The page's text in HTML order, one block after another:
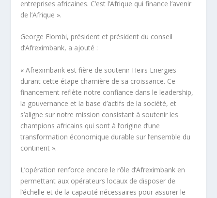
entreprises africaines. C’est l’Afrique qui finance l’avenir
de l’Afrique ».
George Elombi, président et président du conseil
d’Afreximbank, a ajouté :
« Afreximbank est fière de soutenir Heirs Energies
durant cette étape charnière de sa croissance. Ce
financement reflète notre confiance dans le leadership,
la gouvernance et la base d’actifs de la société, et
s’aligne sur notre mission consistant à soutenir les
champions africains qui sont à l’origine d’une
transformation économique durable sur l’ensemble du
continent ».
L’opération renforce encore le rôle d’Afreximbank en
permettant aux opérateurs locaux de disposer de
l’échelle et de la capacité nécessaires pour assurer le